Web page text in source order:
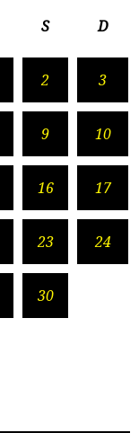
S D
2 3
9 10
16 17
23 24
30